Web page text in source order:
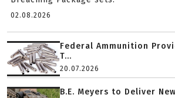
02.08.2026
Federal Ammunition
T...
20.07.2026
B.E. Meyers to Deliver